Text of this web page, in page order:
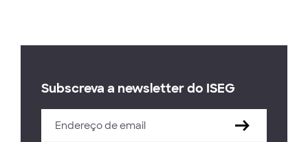
Subscreva a newsletter do ISEG